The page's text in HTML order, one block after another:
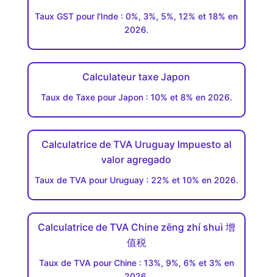
Taux GST pour l’Inde : 0%, 3%, 5%, 12% et 18% en
2026.
Calculateur taxe Japon
Taux de Taxe pour Japon : 10% et 8% en 2026.
Calculatrice de TVA Uruguay Impuesto al
valor agregado
Taux de TVA pour Uruguay : 22% et 10% en 2026.
Calculatrice de TVA Chine zēng zhí shuì 增
值税
Taux de TVA pour Chine : 13%, 9%, 6% et 3% en